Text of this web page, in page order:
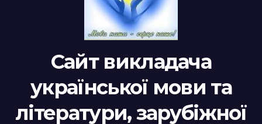
Сайт викладача
української мови та
літератури, зарубіжної